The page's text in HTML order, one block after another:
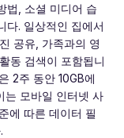
법, 소셜 미디어 습
다. 일상적인 집에서
공유, 가족과의 영
동 검색이 포함됩니
2주 동안 10GB에
는 모바일 인터넷 사
에 따른 데이터 필